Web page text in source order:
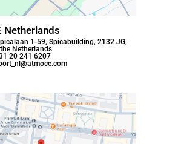
Netherlands
1-59, Spicabuilding, 2132 JG,
Netherlands
20 241 6207